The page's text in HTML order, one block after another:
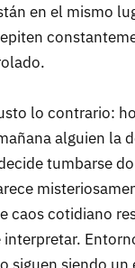
en el mismo
lo contrario:
alguien la
tumbarse
caos cotidiano